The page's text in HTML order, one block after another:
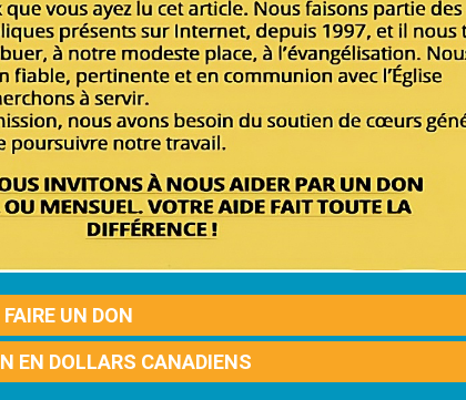
FAIRE UN DON
EN DOLLARS CANADIENS